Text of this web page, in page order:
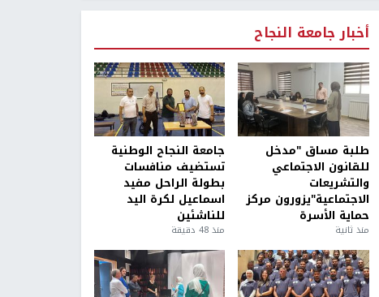
أخبار جامعة النجاح
طلبة مساق "مدخل
للقانون الاجتماعي
والتشريعات
الاجتماعية"يزورون مركز
حماية الأسرة
منذ ثانية
جامعة النجاح الوطنية
تستضيف منافسات
بطولة الراحل مفيد
اسماعيل لكرة اليد
للناشئين
منذ 48 دقيقة